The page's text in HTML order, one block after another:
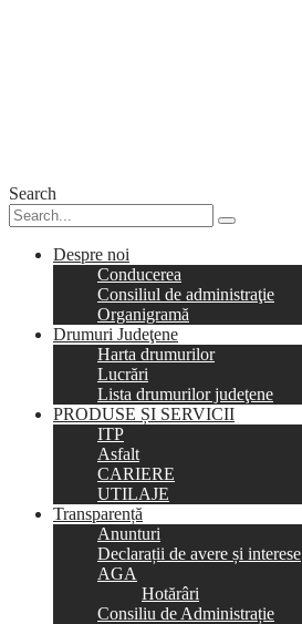
Search
Despre noi
Conducerea
Consiliul de administraţie
Organigramă
Drumuri Judeţene
Harta drumurilor
Lucrări
Lista drumurilor judeţene
PRODUSE ȘI SERVICII
ITP
Asfalt
CARIERE
UTILAJE
Transparență
Anunturi
Declarații de avere și interese
AGA
Hotărâri
Consiliu de Administrație